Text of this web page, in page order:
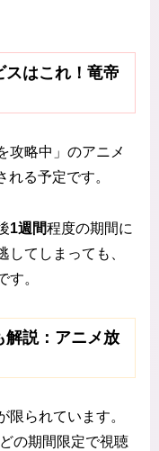
スはこれ！竜帝
攻略中」のアニメ
れる予定です。
1週間程度の期間に
してしまっても、
す。
解説：アニメ放
限られています。
の期間限定で視聴